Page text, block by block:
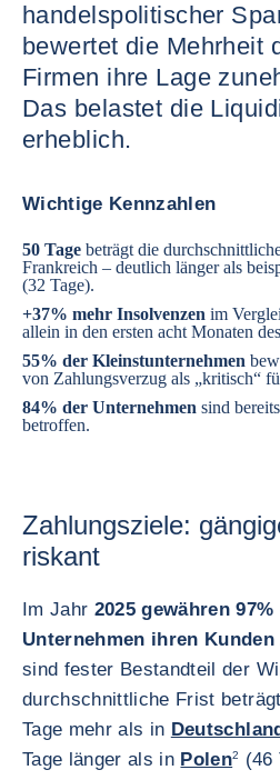
handelspolitischer
bewertet die Mehrheit
Firmen ihre Lage
Das belastet die
erheblich.
Wichtige Kennzahlen
50 Tage beträgt die
Frankreich – deutlich länger als
(32 Tage).
+37% mehr Insolvenzen im
allein in den ersten acht Monaten
55% der Kleinstunternehmen
von Zahlungsverzug als „kritisch“
84% der Unternehmen sind
betroffen.
Zahlungsziele:
riskant
Im Jahr 2025 gewähren
Unternehmen ihren
sind fester Bestandteil der
durchschnittliche Frist
Tage mehr als in
Tage länger als in Polen2
(46